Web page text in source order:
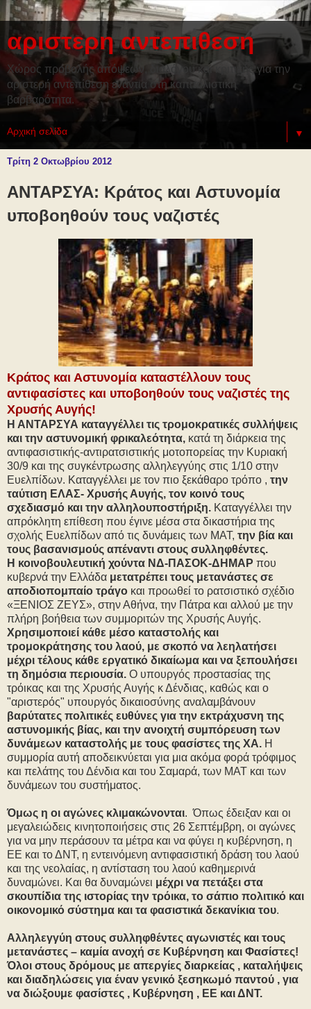
αριστερη αντεπιθεση
Χώρος προβολής απόψεων, διαλόγου και κριτικής για την
αριστερή αντεπίθεση ενάντια στη καπιταλιστική
βαρβαρότητα.
▼
Τρίτη 2 Οκτωβρίου 2012
ΑΝΤΑΡΣΥΑ: Κράτος και Αστυνομία
υποβοηθούν τους ναζιστές
Κράτος και Αστυνομία καταστέλλουν τους
αντιφασίστες και υποβοηθούν τους ναζιστές της
Χρυσής Αυγής!
Η ΑΝΤΑΡΣΥΑ καταγγέλλει τις τρομοκρατικές συλλήψεις
και την αστυνομική φρικαλεότητα, κατά τη διάρκεια της
αντιφασιστικής-αντιρατσιστικής μοτοπορείας την Κυριακή
30/9 και της συγκέντρωσης αλληλεγγύης στις 1/10 στην
Ευελπίδων. Καταγγέλλει με τον πιο ξεκάθαρο τρόπο , την
ταύτιση ΕΛΑΣ- Χρυσής Αυγής, τον κοινό τους
σχεδιασμό και την αλληλουποστήριξη. Καταγγέλλει την
απρόκλητη επίθεση που έγινε μέσα στα δικαστήρια της
σχολής Ευελπίδων από τις δυνάμεις των ΜΑΤ, την βία και
τους βασανισμούς απέναντι στους συλληφθέντες.
Η κοινοβουλευτική χούντα ΝΔ-ΠΑΣΟΚ-ΔΗΜΑΡ που
κυβερνά την Ελλάδα μετατρέπει τους μετανάστες σε
αποδιοπομπαίο τράγο και προωθεί το ρατσιστικό σχέδιο
«ΞΕΝΙΟΣ ΖΕΥΣ», στην Αθήνα, την Πάτρα και αλλού με την
πλήρη βοήθεια των συμμοριτών της Χρυσής Αυγής.
Χρησιμοποιεί κάθε μέσο καταστολής και
τρομοκράτησης του λαού, με σκοπό να λεηλατήσει
μέχρι τέλους κάθε εργατικό δικαίωμα και να ξεπουλήσει
τη δημόσια περιουσία. Ο υπουργός προστασίας της
τρόικας και της Χρυσής Αυγής κ Δένδιας, καθώς και ο
"αριστερός" υπουργός δικαιοσύνης αναλαμβάνουν
βαρύτατες πολιτικές ευθύνες για την εκτράχυσνη της
αστυνομικής βίας, και την ανοιχτή συμπόρευση των
δυνάμεων καταστολής με τους φασίστες της ΧΑ. Η
συμμορία αυτή αποδεικνύεται για μια ακόμα φορά τρόφιμος
και πελάτης του Δένδια και του Σαμαρά, των ΜΑΤ και των
δυνάμεων του συστήματος.
Όμως η οι αγώνες κλιμακώνονται. Όπως έδειξαν και οι
μεγαλειώδεις κινητοποιήσεις στις 26 Σεπτέμβρη, οι αγώνες
για να μην περάσουν τα μέτρα και να φύγει η κυβέρνηση, η
ΕΕ και το ΔΝΤ, η εντεινόμενη αντιφασιστική δράση του λαού
και της νεολαίας, η αντίσταση του λαού καθημερινά
δυναμώνει. Και θα δυναμώνει μέχρι να πετάξει στα
σκουπίδια της ιστορίας την τρόικα, το σάπιο πολιτικό και
οικονομικό σύστημα και τα φασιστικά δεκανίκια του.
Αλληλεγγύη στους συλληφθέντες αγωνιστές και τους
μετανάστες – καμία ανοχή σε Κυβέρνηση και Φασίστες!
Όλοι στους δρόμους με απεργίες διαρκείας , καταλήψεις
και διαδηλώσεις για έναν γενικό ξεσηκωμό παντού , για
να διώξουμε φασίστες , Κυβέρνηση , ΕΕ και ΔΝΤ.